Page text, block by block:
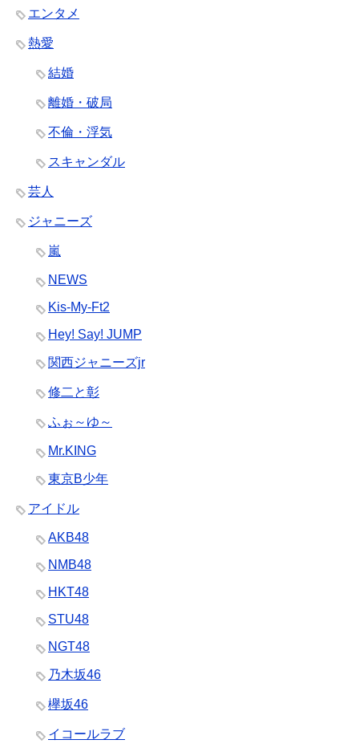
エンタメ
熱愛
結婚
離婚・破局
不倫・浮気
スキャンダル
芸人
ジャニーズ
嵐
NEWS
Kis-My-Ft2
Hey! Say! JUMP
関西ジャニーズjr
修二と彰
ふぉ～ゆ～
Mr.KING
東京B少年
アイドル
AKB48
NMB48
HKT48
STU48
NGT48
乃木坂46
欅坂46
イコールラブ